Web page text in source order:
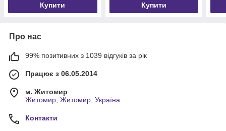
Купити Купити
Про нас
99% позитивних з 1039 відгуків за рік
Працює з 06.05.2014
м. Житомир
Житомир, Житомир, Україна
Контакти